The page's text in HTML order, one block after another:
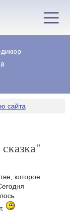
сайта
которое